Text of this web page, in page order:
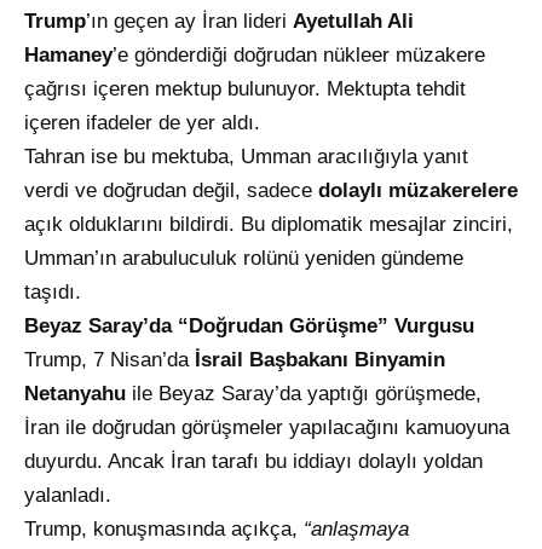
Trump’ın geçen ay İran lideri Ayetullah Ali
Hamaney’e gönderdiği doğrudan nükleer müzakere
çağrısı içeren mektup bulunuyor. Mektupta tehdit
içeren ifadeler de yer aldı.
Tahran ise bu mektuba, Umman aracılığıyla yanıt
verdi ve doğrudan değil, sadece dolaylı müzakerelere
açık olduklarını bildirdi. Bu diplomatik mesajlar zinciri,
Umman’ın arabuluculuk rolünü yeniden gündeme
taşıdı.
Beyaz Saray’da “Doğrudan Görüşme” Vurgusu
Trump, 7 Nisan’da İsrail Başbakanı Binyamin
Netanyahu ile Beyaz Saray’da yaptığı görüşmede,
İran ile doğrudan görüşmeler yapılacağını kamuoyuna
duyurdu. Ancak İran tarafı bu iddiayı dolaylı yoldan
yalanladı.
Trump, konuşmasında açıkça, “anlaşmaya